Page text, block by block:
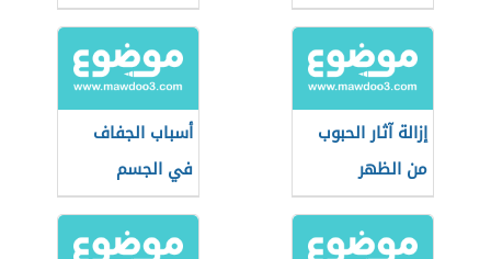
إزالة آثار الحبوب
من الظهر
أسباب الجفاف
في الجسم